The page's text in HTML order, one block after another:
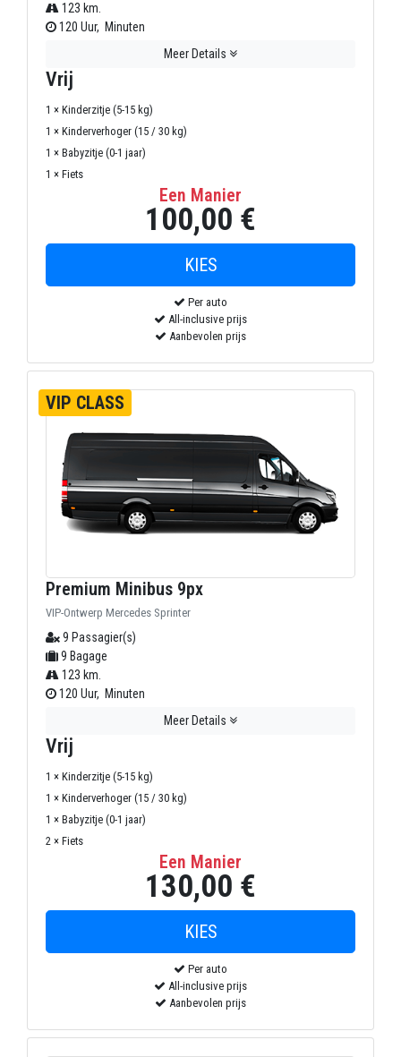
123 km.
120 Uur, Minuten
Meer Details
Vrij
1 × Kinderzitje (5-15 kg)
1 × Kinderverhoger (15 / 30 kg)
1 × Babyzitje (0-1 jaar)
1 × Fiets
Een Manier
100,00 €
Per auto
All-inclusive prijs
Aanbevolen prijs
VIP CLASS
Premium Minibus 9px
VIP-Ontwerp Mercedes Sprinter
9 Passagier(s)
9 Bagage
123 km.
120 Uur, Minuten
Meer Details
Vrij
1 × Kinderzitje (5-15 kg)
1 × Kinderverhoger (15 / 30 kg)
1 × Babyzitje (0-1 jaar)
2 × Fiets
Een Manier
130,00 €
Per auto
All-inclusive prijs
Aanbevolen prijs